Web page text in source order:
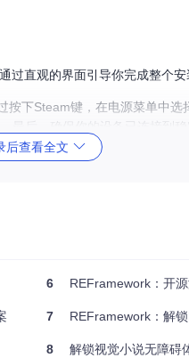
直观的界面引导你完成整个安
下Steam键，在电源菜单中
具。你可以在应用菜单中找到
后查看全文
6 REFramework：开
7 REFramework：解
8 解锁视觉小说无障碍